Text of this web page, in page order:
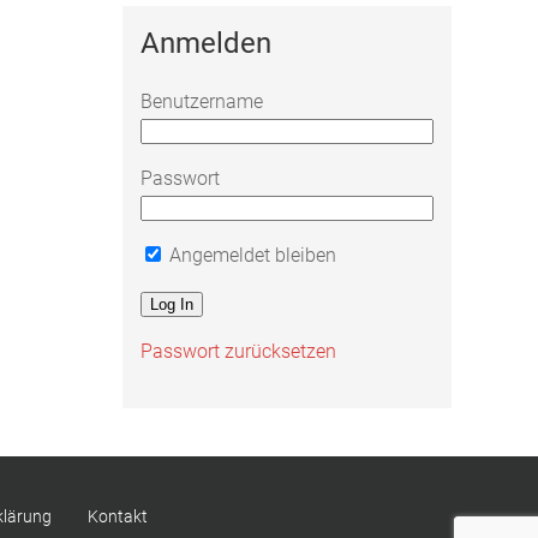
Anmelden
Benutzername
Passwort
Angemeldet bleiben
Passwort zurücksetzen
Kontakt